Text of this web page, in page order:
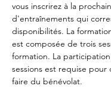
vous inscrirez à la
d'entraînements qui
disponibilités. La
est composée de trois
formation. La
sessions est requise pour
faire du bénévolat.